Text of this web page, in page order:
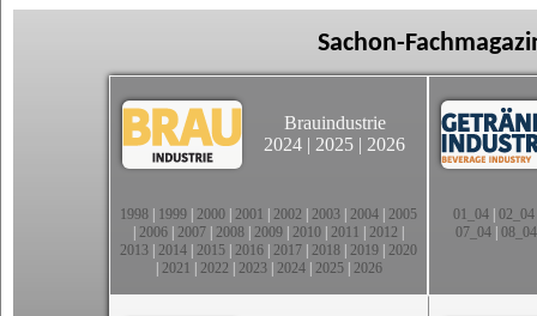
Sachon-
Brauindustrie
2024 | 2025 | 2026
1998 1999 2000 2001 2002 2003 2004 2005
2006 2007 2008 2009 2010 2011 2012
2013 2014 2015 2016 2017 2018 2019 2020
2021 2022 2023| 2024| 2025| 2026
01_04| 02_04
07_04 08_04